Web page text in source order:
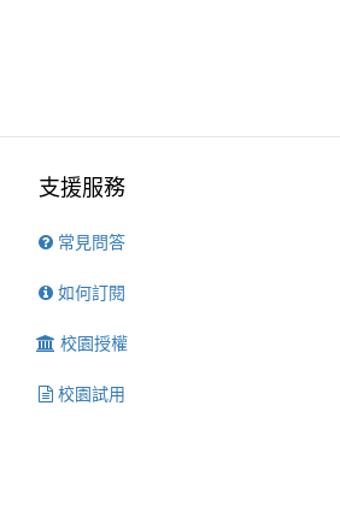
支援服務
常見問答
如何訂閱
校園授權
校園試用